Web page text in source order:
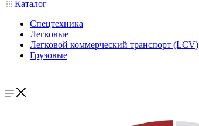
Каталог
Спецтехника
Легковые
Легковой коммерческий транспорт (LCV)
Грузовые